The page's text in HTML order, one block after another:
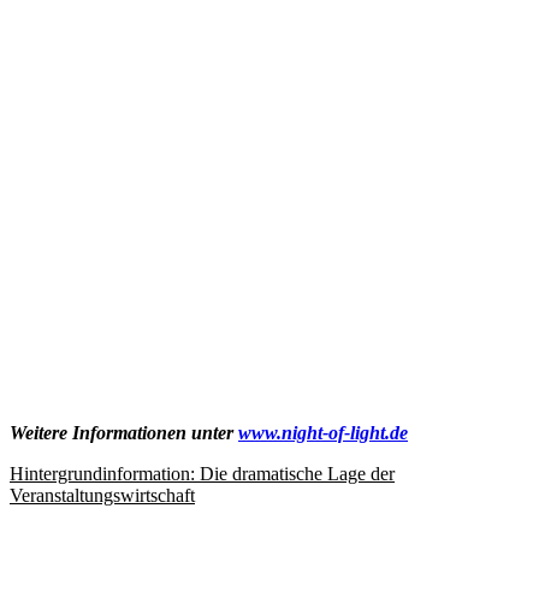
Weitere Informationen unter www.night-of-light.de
Hintergrundinformation: Die dramatische Lage der
Veranstaltungswirtschaft